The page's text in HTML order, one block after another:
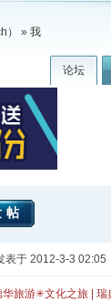
论坛
» 我
帖
表于 2012-3-3 02:05
华旅游✳文化之旅 | 瑞